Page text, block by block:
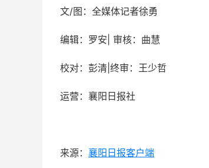
文/图：全媒体记者徐勇
编辑：罗安| 审核：曲慧
校对：彭清|终审：王少哲
运营：襄阳日报社
来源： 襄阳日报客户端